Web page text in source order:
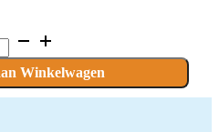
Winkelwagen